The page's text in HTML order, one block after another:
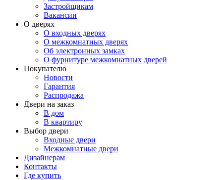
Застройщикам
Вакансии
О дверях
О входных дверях
О межкомнатных дверях
Об электронных замках
О фурнитуре межкомнатных дверей
Покупателю
Новости
Гарантия
Распродажа
Двери на заказ
В дом
В квартиру
Выбор двери
Входные двери
Межкомнатные двери
Дизайнерам
Контакты
Где купить